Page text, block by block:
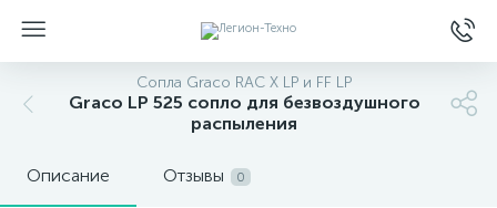
Сопла Graco RAC X LP и FF LP
Graco LP 525 сопло для безвоздушного
распыления
Описание Отзывы 0